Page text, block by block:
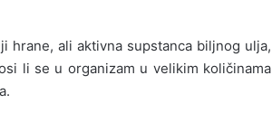
hrane, ali aktivna supstanca biljnog ulja,
li se u organizam u velikim količinama